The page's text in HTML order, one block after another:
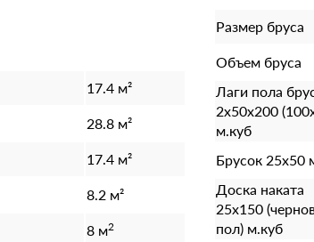
17.4 м²
28.8 м²
17.4 м²
8.2 м²
8 м2
Размер бруса
Объем бруса
Лаги пола
2х50х200
м.куб
Брусок 25х50
Доска наката
25х150
пол) м.куб